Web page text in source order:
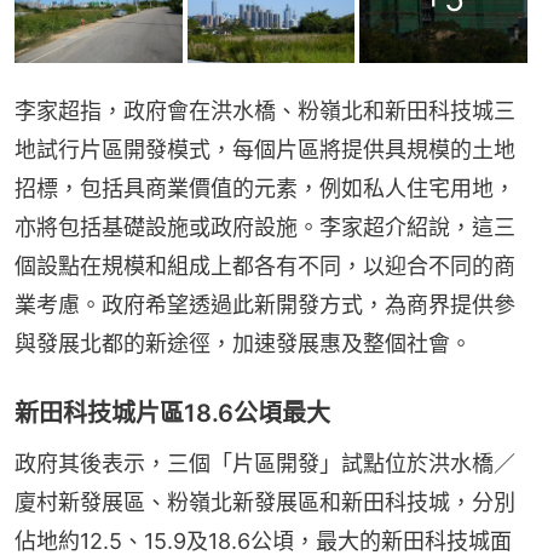
李家超指，政府會在洪水橋、粉嶺北和新田科技城三
地試行片區開發模式，每個片區將提供具規模的土地
招標，包括具商業價值的元素，例如私人住宅用地，
亦將包括基礎設施或政府設施。李家超介紹說，這三
個設點在規模和組成上都各有不同，以迎合不同的商
業考慮。政府希望透過此新開發方式，為商界提供參
與發展北都的新途徑，加速發展惠及整個社會。
新田科技城片區18.6公頃最大
政府其後表示，三個「片區開發」試點位於洪水橋／
廈村新發展區、粉嶺北新發展區和新田科技城，分別
佔地約12.5、15.9及18.6公頃，最大的新田科技城面